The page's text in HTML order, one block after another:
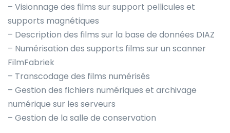
– Visionnage des films sur support pellicules et
supports magnétiques
– Description des films sur la base de données DIAZ
– Numérisation des supports films sur un scanner
FilmFabriek
– Transcodage des films numérisés
– Gestion des fichiers numériques et archivage
numérique sur les serveurs
– Gestion de la salle de conservation